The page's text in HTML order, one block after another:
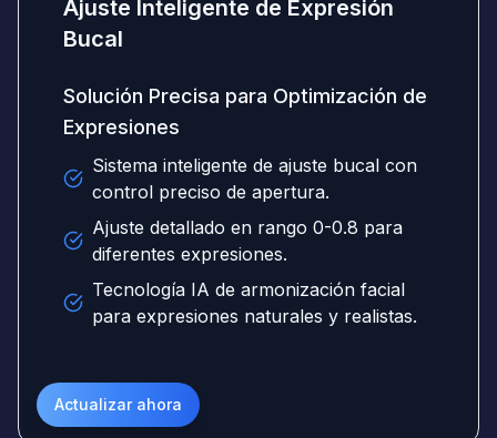
Ajuste Inteligente de Expresión
Bucal
Solución Precisa para Optimización de
Expresiones
Sistema inteligente de ajuste bucal con
control preciso de apertura.
Ajuste detallado en rango 0-0.8 para
diferentes expresiones.
Tecnología IA de armonización facial
para expresiones naturales y realistas.
Actualizar ahora